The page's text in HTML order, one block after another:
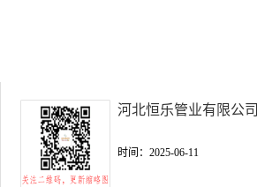
河北恒乐管业有限公司
时间：2025-06-11